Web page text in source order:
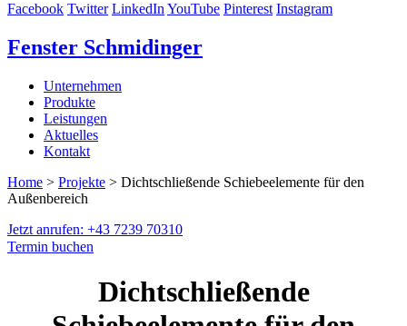
Facebook Twitter LinkedInYouTube Pinterest Instagram
Fenster Schmidinger
Unternehmen
Produkte
Leistungen
Aktuelles
Kontakt
Home > Projekte > Dichtschließende Schiebeelemente für den
Außenbereich
Jetzt anrufen: +43 7239 70310
Termin buchen
Dichtschließende